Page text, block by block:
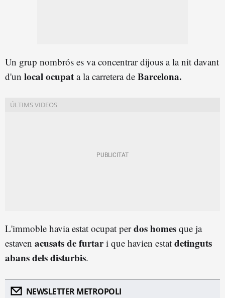
Un grup nombrós es va concentrar dijous a la nit davant
d'un local ocupat a la carretera de Barcelona.
L'immoble havia estat ocupat perdos homes que ja
estaven acusats de furtari que havien estat detinguts
abans dels disturbis.
NEWSLETTER METROPOLI